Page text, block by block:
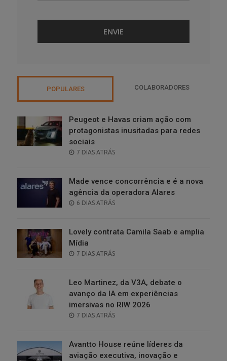
POPULARES COLABORADORES
Peugeot e Havas criam ação com
protagonistas inusitadas para redes
sociais
POSTED
7 DIAS ATRÁS
Made vence concorrência e é a nova
agência da operadora Alares
POSTED
6 DIAS ATRÁS
Lovely contrata Camila Saab e amplia
Mídia
POSTED
7 DIAS ATRÁS
Leo Martinez, da V3A, debate o
avanço da IA em experiências
imersivas no RIW 2026
POSTED
7 DIAS ATRÁS
Avantto House reúne líderes da
aviação executiva, inovação e